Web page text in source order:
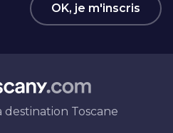
OK, je m'inscris
destination Toscane